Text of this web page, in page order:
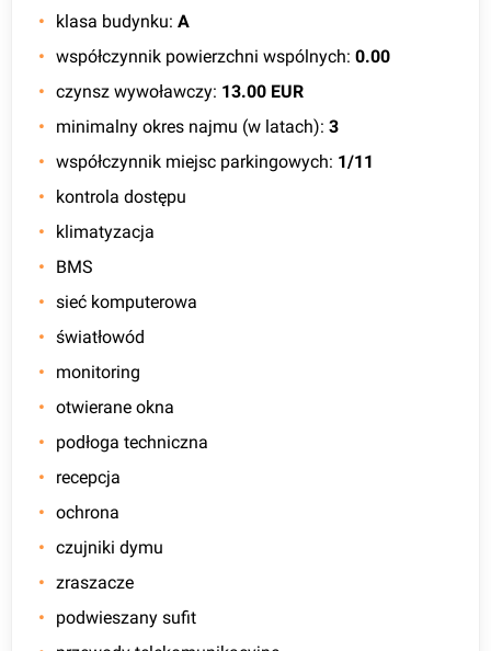
klasa budynku: A
współczynnik powierzchni wspólnych: 0.00
czynsz wywoławczy: 13.00 EUR
minimalny okres najmu (w latach): 3
współczynnik miejsc parkingowych: 1/11
kontrola dostępu
klimatyzacja
BMS
sieć komputerowa
światłowód
monitoring
otwierane okna
podłoga techniczna
recepcja
ochrona
czujniki dymu
zraszacze
podwieszany sufit